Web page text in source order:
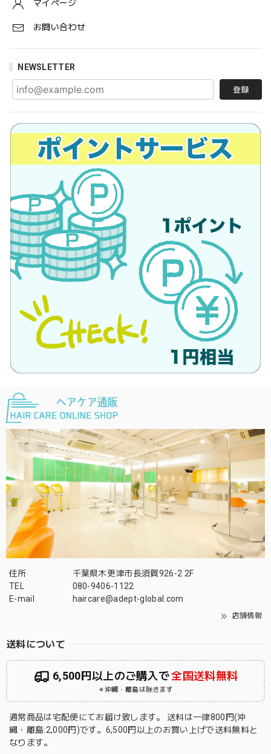
マイページ
お問い合わせ
NEWSLETTER
登録
住所
千葉県木更津市長須賀926-2 2F
TEL
080-9406-1122
E-mail
haircare@adept-global.com
店舗情報
送料について
6,500円以上のご購入で全国送料無料
＊沖縄・離島は除きます
通常商品は宅配便にてお届け致します。 送料は一律800円(沖
縄・離島:2,000円)です。6,500円以上のお買い上げで送料無料と
なります。